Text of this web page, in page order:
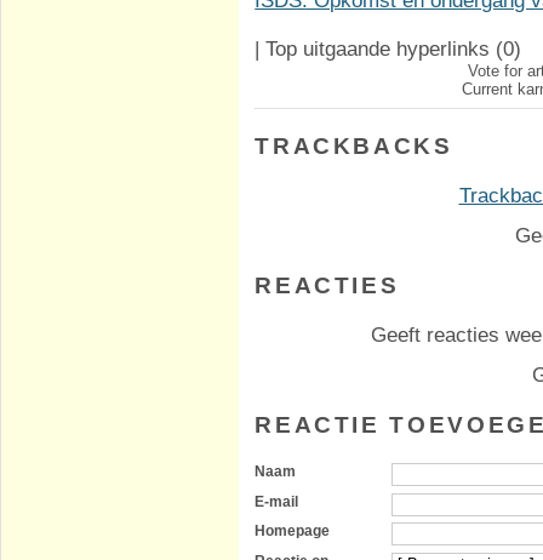
Top uitgaande hyperlinks (0)
Vote for
Current
TRACKBACKS
REACTIES
Geeft reacties
REACTIE
Naam
E-mail
Homepage